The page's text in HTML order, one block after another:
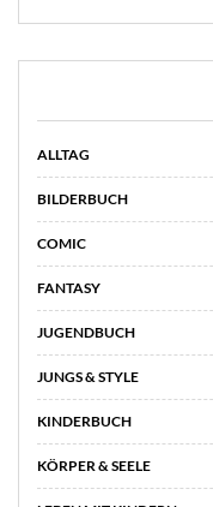
ALLTAG
BILDERBUCH
COMIC
FANTASY
JUGENDBUCH
JUNGS & STYLE
KINDERBUCH
KÖRPER & SEELE